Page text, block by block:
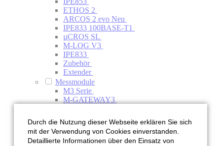
ETHOS 2
ARCOS 2 evo Neu
IPE833 100BASE-T1
µCROS SL
M-LOG V3
IPE833
Zubehör
Extender
Messmodule
M3 Serie
M-GATEWAY3
M-CNT3 4 Neu
Mx-SENS2 4 FAST
HV Iso Divider 100 kHz
Durch die Nutzung dieser Webseite erklären Sie sich
mit der Verwendung von Cookies einverstanden.
Detaillierte Informationen über den Einsatz von